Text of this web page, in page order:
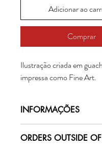
Adicionar ao
Comprar
Ilustração criada em
impressa como Fine Art.
INFORMAÇÕES
original, preservação de cor e
ORDERS OUTSIDE